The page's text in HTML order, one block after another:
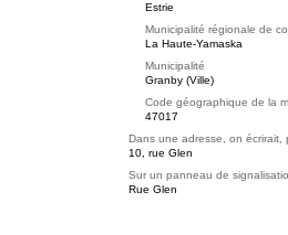
Estrie
Municipalité régionale de
La Haute-Yamaska
Municipalité
Granby (Ville)
Code géographique de la
47017
Dans une adresse, on écrirait,
10, rue Glen
Sur un panneau de
Rue Glen